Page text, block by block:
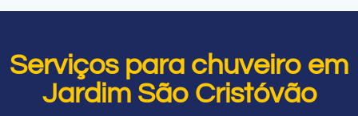
Serviços para chuveiro em
Jardim São Cristóvão